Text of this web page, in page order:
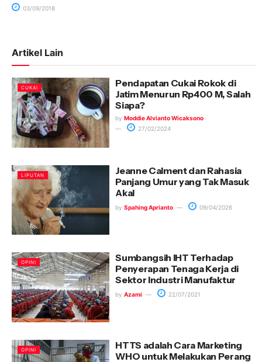
03/09/2018
Artikel Lain
CUKAI
Pendapatan Cukai Rokok di
Jatim Menurun Rp400 M, Salah
Siapa?
by Moddie Alvianto Wicaksono
27/02/2024
LIPUTAN
Jeanne Calment dan Rahasia
Panjang Umur yang Tak Masuk
Akal
by Spahing Aprianto 09/04/2026
OPINI
Sumbangsih IHT Terhadap
Penyerapan Tenaga Kerja di
Sektor Industri Manufaktur
by Azami 22/07/2021
OPINI
HTTS adalah Cara Marketing
WHO untuk Melakukan Perang